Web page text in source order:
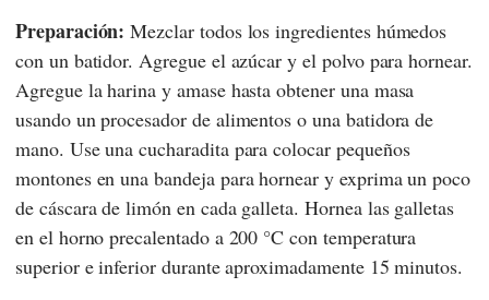
Preparación: Mezclar todos los ingredientes húmedos
con un batidor. Agregue el azúcar y el polvo para hornear.
Agregue la harina y amase hasta obtener una masa
usando un procesador de alimentos o una batidora de
mano. Use una cucharadita para colocar pequeños
montones en una bandeja para hornear y exprima un poco
de cáscara de limón en cada galleta. Hornea las galletas
en el horno precalentado a 200 °C con temperatura
superior e inferior durante aproximadamente 15 minutos.